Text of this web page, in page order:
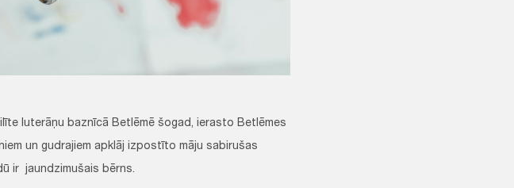
luterāņu baznīcā Betlēmē šogad, ierasto Betlēmes
un gudrajiem apklāj izpostīto māju sabirušas
ir jaundzimušais bērns.